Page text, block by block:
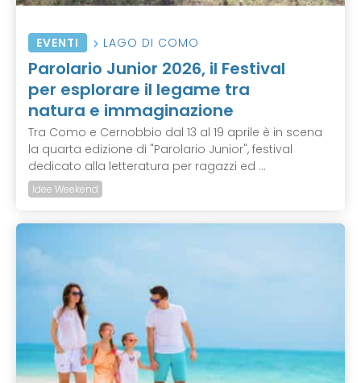
EVENTI LAGO DI COMO
Parolario Junior 2026, il Festival
per esplorare il legame tra
natura e immaginazione
Tra Como e Cernobbio dal 13 al 19 aprile è in scena
la quarta edizione di "Parolario Junior", festival
dedicato alla letteratura per ragazzi ed ...
Idee Weekend